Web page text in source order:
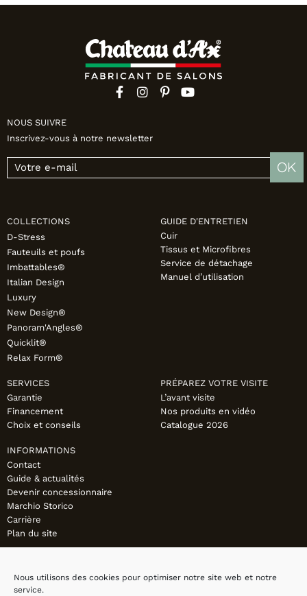
Nous utilisons des cookies pour optimiser notre site web et notre
service.
NOUS SUIVRE
Inscrivez-vous à notre newsletter
OK
COLLECTIONS
D-Stress
Fauteuils et poufs
Imbattables®
Italian Design
Luxury
New Design®
Panoram'Angles®
Quicklit®
Relax Form®
GUIDE D'ENTRETIEN
Cuir
Tissus et Microfibres
Service de détachage
Manuel d’utilisation
SERVICES
Garantie
Financement
Choix et conseils
PRÉPAREZ VOTRE VISITE
L’avant visite
Nos produits en vidéo
Catalogue 2026
INFORMATIONS
Contact
Guide & actualités
Devenir concessionnaire
Marchio Storico
Carrière
Plan du site